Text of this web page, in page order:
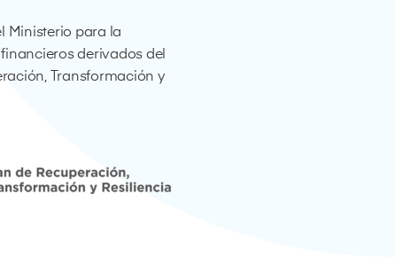
Ministerio para la
derivados del
Transformación y